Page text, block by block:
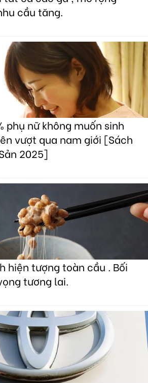
cầu tăng.
phụ nữ không muốn sinh
vượt qua nam giới [Sách
2025]
hiện tượng toàn cầu . Bối
tương lai.